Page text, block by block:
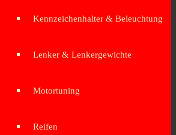
Kennzeichenhalter & Beleuchtung
Lenker & Lenkergewichte
Motortuning
Reifen